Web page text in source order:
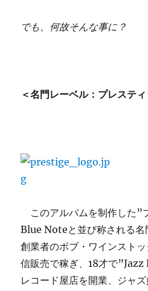
でも、何故そんな事に？
＜名門レーベル：プレスティ
このアルバムを制作した”
Blue Noteと並び称される名
創業者のボブ・ワインスト
信販売で稼ぎ、18才で
レコード屋店を開業、ジャ